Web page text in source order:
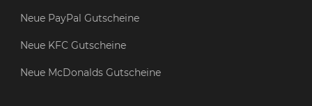
Neue PayPal Gutscheine
Neue KFC Gutscheine
Neue McDonalds Gutscheine